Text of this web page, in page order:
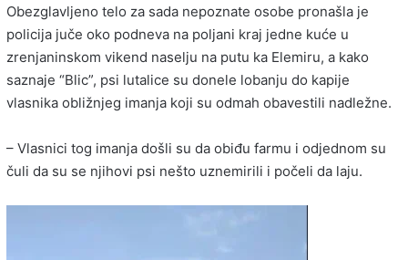
Obezglavljeno telo za sada nepoznate osobe pronašla je
policija juče oko podneva na poljani kraj jedne kuće u
zrenjaninskom vikend naselju na putu ka Elemiru, a kako
saznaje “Blic”, psi lutalice su donele lobanju do kapije
vlasnika obližnjeg imanja koji su odmah obavestili nadležne.
– Vlasnici tog imanja došli su da obiđu farmu i odjednom su
čuli da su se njihovi psi nešto uznemirili i počeli da laju.